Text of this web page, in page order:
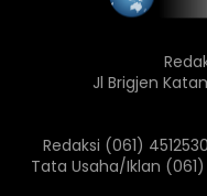
Jl Brigjen
Redaksi (061)
Tata Usaha/Iklan